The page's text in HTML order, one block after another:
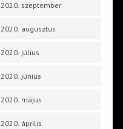
2020. szeptember
2020. augusztus
2020. július
2020. június
2020. május
2020. április